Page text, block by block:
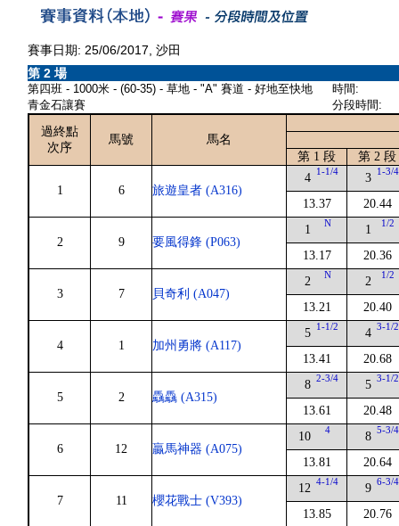
賽事日期: 25/06/2017, 沙田
第 2 場
第四班 - 1000米 - (60-35) - 草地 - "A" 賽道 - 好地至快地
青金石讓賽
時間:
分段時間:
過終點
次序
馬號
馬名
第 1 段
第 2 段
1 6 旅遊皇者 (A316)
4 1-1/4
13.37
3 1-3/4
20.44
2 9 要風得鋒 (P063)
1 N
13.17
1 1/2
20.36
3 7 貝奇利 (A047)
2 N
13.21
2 1/2
20.40
4 1 加州勇將 (A117)
5 1-1/2
13.41
4 3-1/2
20.68
5 2 驫驫 (A315)
8 2-3/4
13.61
5 3-1/2
20.48
6 12 贏馬神器 (A075)
10 4
13.81
8 5-3/4
20.64
7 11 櫻花戰士 (V393)
12 4-1/4
13.85
9 6-3/4
20.76